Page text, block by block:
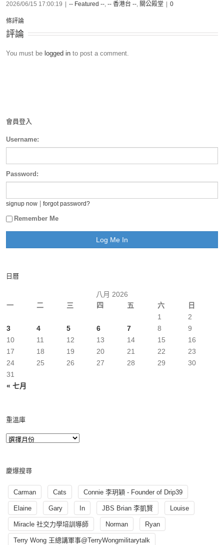
2026/06/15 17:00:19 -- Featured --, -- 香港台 --, 關公殿堂 0
條評論
評論
You must be logged in to post a comment.
會員登入
Username:
Password:
signup now forgot password?
Remember Me
日曆
八月 2026
一
二 三 四 五 六 日
« 七月
1
2
3
4 5 6 7 8
9
10
11 12 13 14 15
16
17
18 19 20 21 22
23
24
25 26 27 28 29
30
31
重溫庫
慶爆搜尋
Carman Cats Connie 李玥穎 - Founder of Drip39
Elaine Gary In JBS Brian 李凱賢 Louise
Miracle 社交力學培訓導師 Norman Ryan
Terry Wong 王總講軍事@TerryWongmilitarytalk